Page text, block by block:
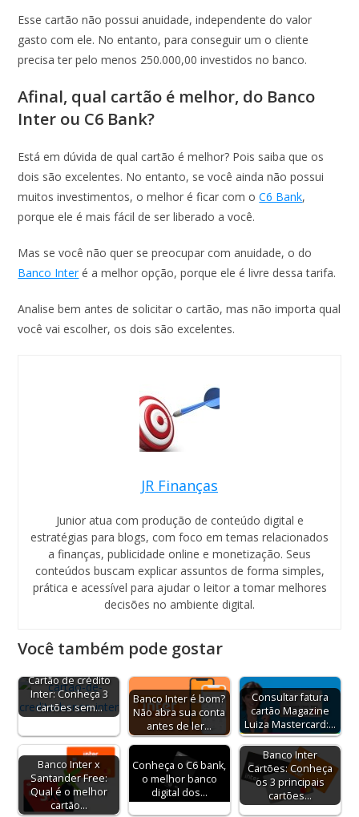
Esse cartão não possui anuidade, independente do valor
gasto com ele. No entanto, para conseguir um o cliente
precisa ter pelo menos 250.000,00 investidos no banco.
Afinal, qual cartão é melhor, do Banco
Inter ou C6 Bank?
Está em dúvida de qual cartão é melhor? Pois saiba que os
dois são excelentes. No entanto, se você ainda não possui
muitos investimentos, o melhor é ficar com oC6 Bank,
porque ele é mais fácil de ser liberado a você.
Mas se você não quer se preocupar com anuidade, o do
Banco Interé a melhor opção, porque ele é livre dessa tarifa.
Analise bem antes de solicitar o cartão, mas não importa qual
você vai escolher, os dois são excelentes.
JR Finanças
Junior atua com produção de conteúdo digital e
estratégias para blogs, com foco em temas relacionados
a finanças, publicidade online e monetização. Seus
conteúdos buscam explicar assuntos de forma simples,
prática e acessível para ajudar o leitor a tomar melhores
decisões no ambiente digital.
Você também pode gostar
Cartão de crédito
Inter: Conheça 3
cartões sem…
Banco Inter é bom?
Não abra sua conta
antes de ler…
Consultar fatura
cartão Magazine
Luiza Mastercard:…
Banco Inter x
Santander Free:
Qual é o melhor
cartão…
Conheça o C6 bank,
o melhor banco
digital dos…
Banco Inter
Cartões: Conheça
os 3 principais
cartões…